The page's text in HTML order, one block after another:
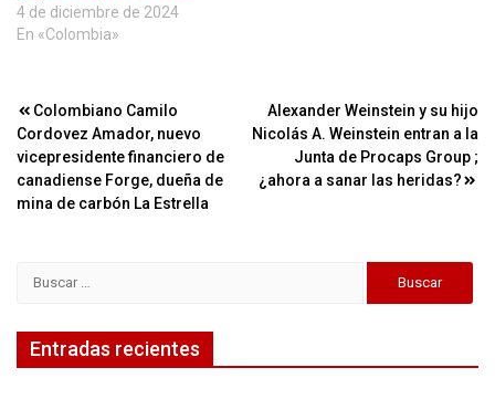
4 de diciembre de 2024
En «Colombia»
Navegación
de
entradas
Colombiano Camilo
Cordovez Amador, nuevo
vicepresidente financiero de
canadiense Forge, dueña de
mina de carbón La Estrella
Alexander Weinstein y su hijo
Nicolás A. Weinstein entran a la
Junta de Procaps Group ;
¿ahora a sanar las heridas?
Entradas recientes